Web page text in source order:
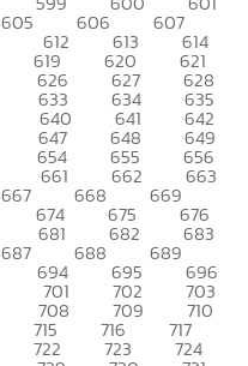
605 606 607
612 613 614
619 620 621
626 627 628
633 634 635
640 641 642
647 648 649
654 655 656
661 662 663
667 668 669
674 675 676
681 682 683
687 688 689
694 695 696
701 702 703
708 709 710
715 716 717
722 723 724